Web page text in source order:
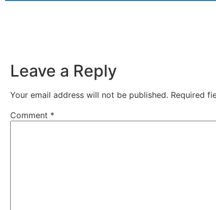
Leave a Reply
Your email address will not be published. Required
Comment *